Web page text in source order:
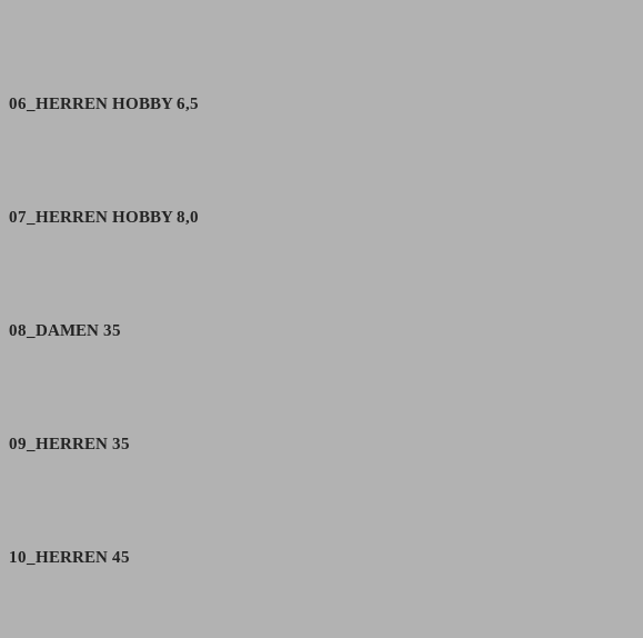
06_HERREN HOBBY 6,5
07_HERREN HOBBY 8,0
08_DAMEN 35
09_HERREN 35
10_HERREN 45